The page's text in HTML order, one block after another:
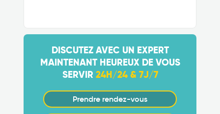
DISCUTEZ AVEC UN EXPERT
MAINTENANT HEUREUX DE VOUS
SERVIR 24H/24 & 7J/7
Prendre rendez-vous